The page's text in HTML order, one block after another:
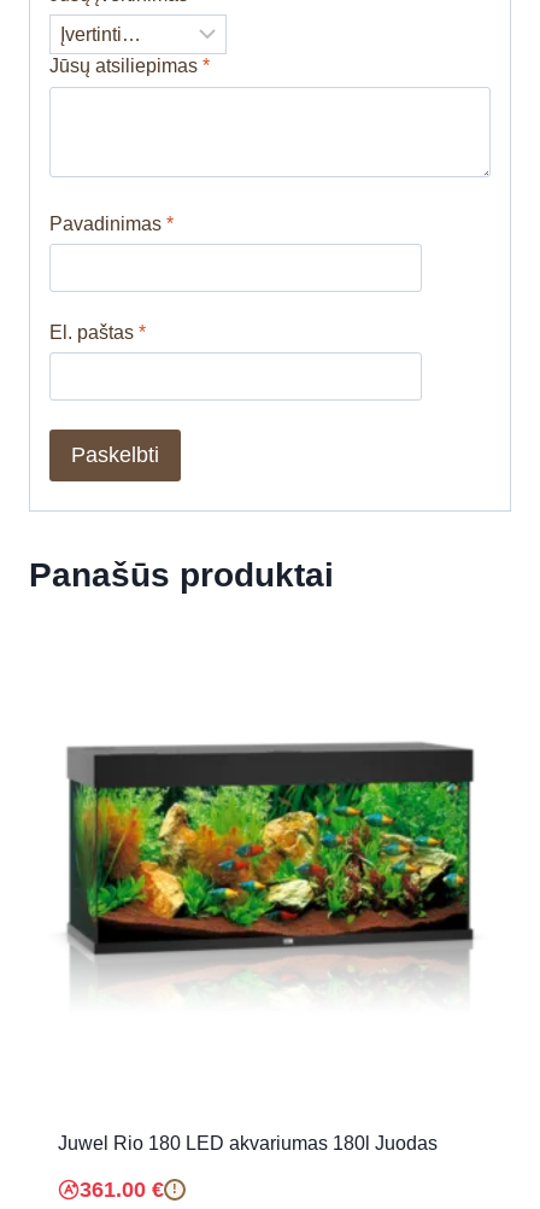
Jūsų atsiliepimas *
Pavadinimas *
El. paštas *
Panašūs produktai
Juwel Rio 180 LED akvariumas 180l Juodas
361.00 € !